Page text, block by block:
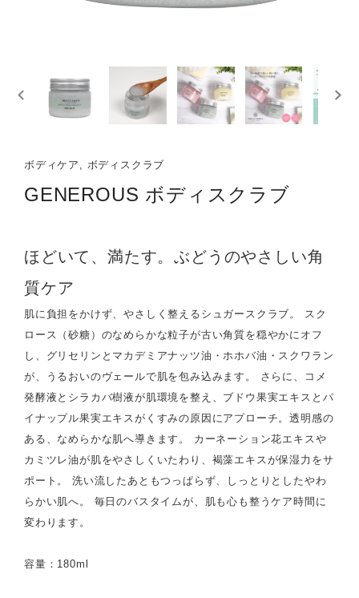
ボディケア, ボディスクラブ
GENEROUS ボディスクラブ
ほどいて、満たす。ぶどうのやさしい角
質ケア
肌に負担をかけず、やさしく整えるシュガースクラブ。 スク
ロース（砂糖）のなめらかな粒子が古い角質を穏やかにオフ
し、グリセリンとマカデミアナッツ油・ホホバ油・スクワラン
が、うるおいのヴェールで肌を包み込みます。 さらに、コメ
発酵液とシラカバ樹液が肌環境を整え、ブドウ果実エキスとパ
イナップル果実エキスがくすみの原因にアプローチ。透明感の
ある、なめらかな肌へ導きます。 カーネーション花エキスや
カミツレ油が肌をやさしくいたわり、褐藻エキスが保湿力をサ
ポート。 洗い流したあともつっぱらず、しっとりとしたやわ
らかい肌へ。 毎日のバスタイムが、肌も心も整うケア時間に
変わります。
容量：180ml